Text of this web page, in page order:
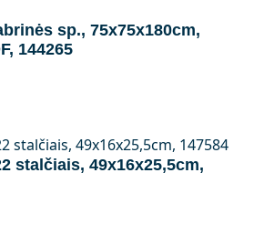
sp., 75x75x180cm,
144265
stalčiais, 49x16x25,5cm,